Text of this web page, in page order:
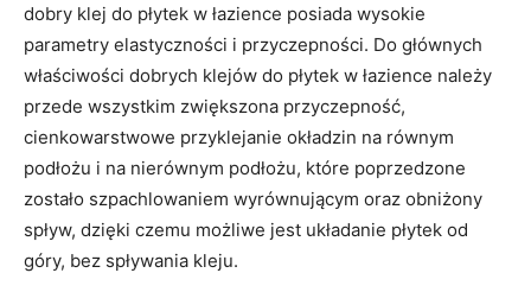
dobry klej do płytek w łazience posiada wysokie
parametry elastyczności i przyczepności. Do głównych
właściwości dobrych klejów do płytek w łazience należy
przede wszystkim zwiększona przyczepność,
cienkowarstwowe przyklejanie okładzin na równym
podłożu i na nierównym podłożu, które poprzedzone
zostało szpachlowaniem wyrównującym oraz obniżony
spływ, dzięki czemu możliwe jest układanie płytek od
góry, bez spływania kleju.